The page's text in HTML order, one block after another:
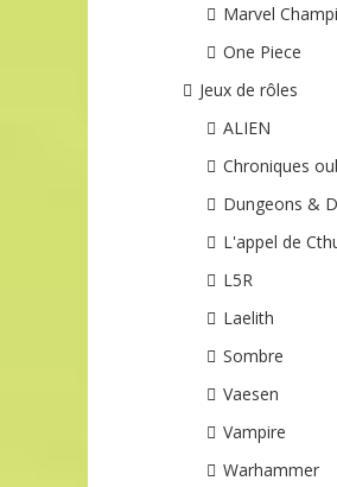
Marvel
One Piece
Jeux de rôles
ALIEN
Chroniques
Dungeons &
L'appel de
L5R
Laelith
Sombre
Vaesen
Vampire
Warhammer